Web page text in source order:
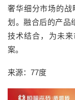
奢华细分市场的战
划。融合后的产品
技术结合，为未
案。
来源：77度